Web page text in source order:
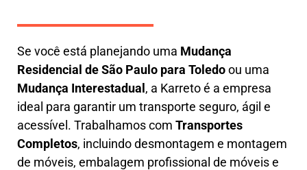
Se você está planejando uma Mudança
Residencial de São Paulo para Toledoou uma
Mudança Interestadual , a Karretoé a empresa
ideal para garantir um transporte seguro, ágil e
acessível. Trabalhamos com Transportes
Completos, incluindodesmontagem e montagem
de móveis, embalagem profissional de móveis e